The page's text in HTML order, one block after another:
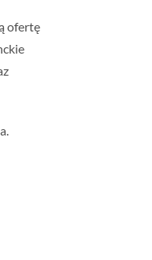
ofertę